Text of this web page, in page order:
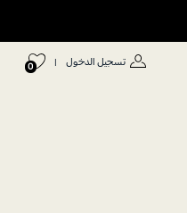
تسجيل الدخول |
0